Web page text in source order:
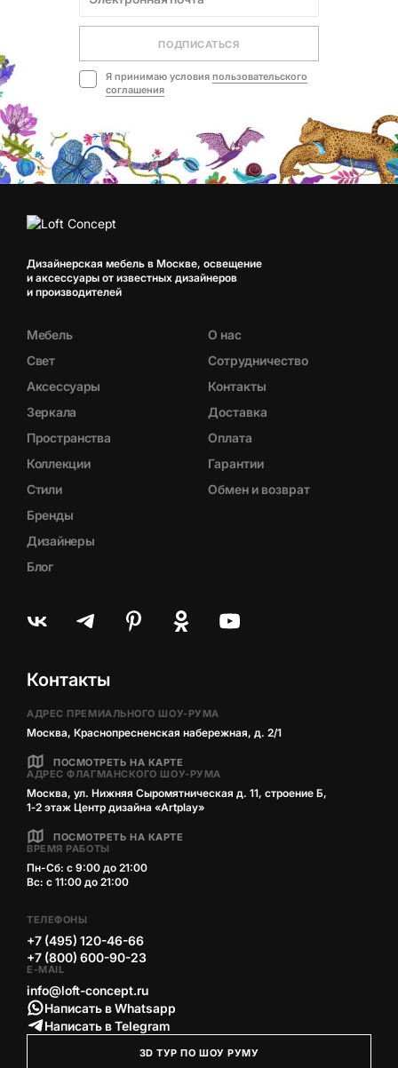
ПОДПИСАТЬСЯ
Я принимаю условия пользовательского
соглашения
Дизайнерская мебель в Москве, освещение
и аксессуары от известных дизайнеров
и производителей
Мебель
Свет
Аксессуары
Зеркала
Пространства
Коллекции
Стили
Бренды
Дизайнеры
Блог
О нас
Сотрудничество
Контакты
Доставка
Оплата
Гарантии
Обмен и возврат
Контакты
АДРЕС ПРЕМИАЛЬНОГО ШОУ-РУМА
Москва, Краснопресненская набережная, д. 2/1
ПОСМОТРЕТЬ НА КАРТЕ
АДРЕС ФЛАГМАНСКОГО ШОУ-РУМА
Москва, ул. Нижняя Сыромятническая д. 11, строение Б,
1‑2 этаж Центр дизайна «Artplay»
ПОСМОТРЕТЬ НА КАРТЕ
ВРЕМЯ РАБОТЫ
Пн-Сб: с 9:00 до 21:00
Вс: с 11:00 до 21:00
ТЕЛЕФОНЫ
+7 (495) 120-46-66
+7 (800) 600-90-23
E-MAIL
info@loft-concept.ru
Написать в Whatsapp
Написать в Telegram
3D ТУР ПО ШОУ РУМУ